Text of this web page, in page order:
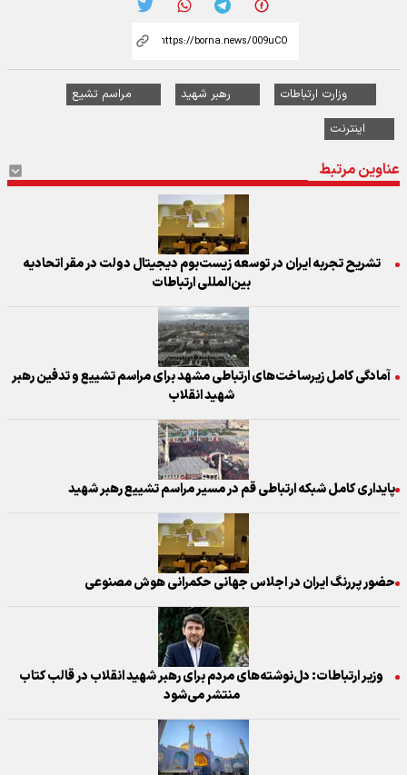
وزارت ارتباطات رهبر شهید
مراسم تشیع
اینترنت
عناوین مرتبط
تشریح تجربه ایران در توسعه زیست‌بوم دیجیتال دولت در مقر اتحادیه
بین‌المللی ارتباطات
آمادگی کامل زیرساخت‌های ارتباطی مشهد برای مراسم تشییع و تدفین رهبر
شهید انقلاب
پایداری کامل شبکه ارتباطی قم در مسیر مراسم تشییع رهبر شهید
حضور پررنگ ایران در اجلاس جهانی حکمرانی هوش مصنوعی
وزیر ارتباطات: دل‌نوشته‌های مردم برای رهبر شهید انقلاب در قالب کتاب
منتشر می‌شود